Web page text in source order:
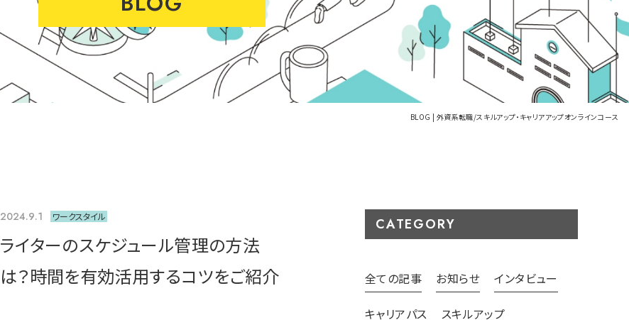
BLOG | 外資系転職/スキルアップ・キャリアアップオンラインコース
2024.9.1 ワークスタイル
ライターのスケジュール管理の方法
は？時間を有効活用するコツをご紹介
CATEGORY
全ての記事 お知らせ インタビュー
キャリアパス スキルアップ